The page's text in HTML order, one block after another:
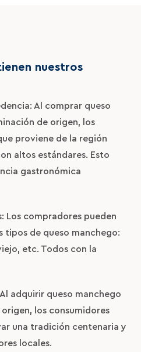
Finca
Quesos
Online
D.O.
tienda
nuestros
Al comprar queso
de origen, los
proviene de la región
altos estándares. Esto
gastronómica
Los compradores pueden
tipos de queso manchego:
etc. Todos con la
adquirir queso manchego
los consumidores
una tradición centenaria y
locales.